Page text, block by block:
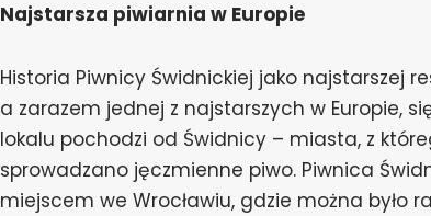
Najstarsza piwiarnia w Europie
Historia Piwnicy Świdnickiej jako najstarszej
a zarazem jednej z najstarszych w Europie,
lokalu pochodzi od Świdnicy – miasta, z
sprowadzano jęczmienne piwo. Piwnica
miejscem we Wrocławiu, gdzie można było